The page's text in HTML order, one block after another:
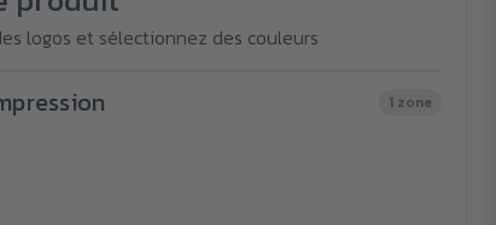
logos et sélectionnez des couleurs
1 zone